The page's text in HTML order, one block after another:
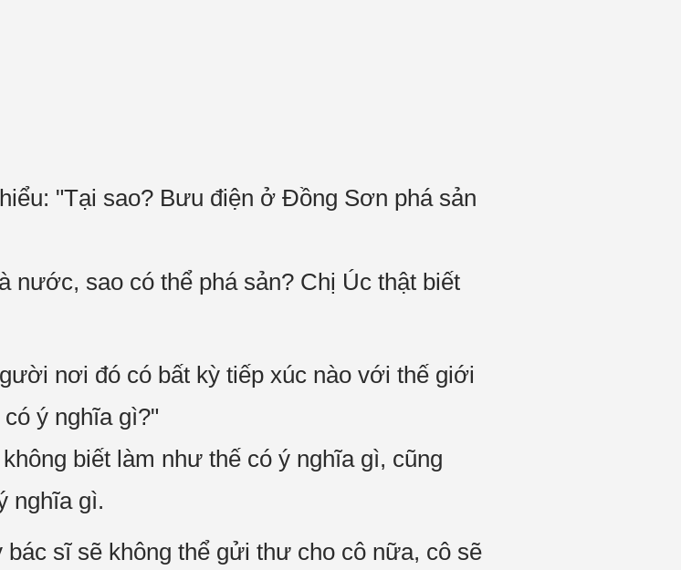
"Tại sao? Bưu điện ở Đồng Sơn phá sản
nước, sao có thể phá sản? Chị Úc thật biết
nơi đó có bất kỳ tiếp xúc nào với thế giới
ý nghĩa gì?"
biết làm như thế có ý nghĩa gì, cũng
nghĩa gì.
sĩ sẽ không thể gửi thư cho cô nữa, cô sẽ